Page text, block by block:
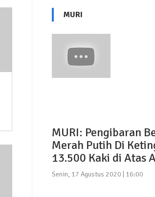
MURI
MURI: Pengibaran
Merah Putih Di
13.500 Kaki di Atas
Senin, 17 Agustus 2020 | 16:00